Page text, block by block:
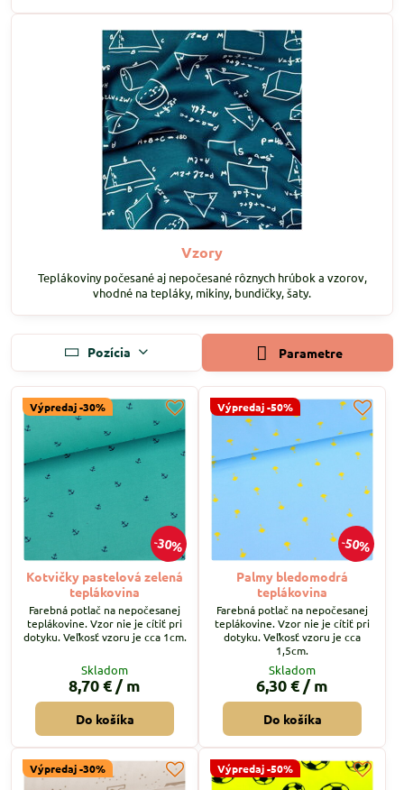
Vzory
Teplákoviny počesané aj nepočesané rôznych hrúbok a vzorov,
vhodné na tepláky, mikiny, bundičky, šaty.
Pozícia Parametre
30%
Výpredaj -30%
Kotvičky pastelová zelená
teplákovina
Farebná potlač na nepočesanej
teplákovine. Vzor nie je cítiť pri
dotyku. Veľkosť vzoru je cca 1cm.
Skladom
8,70 € / m
Do košíka
50%
Výpredaj -50%
Palmy bledomodrá
teplákovina
Farebná potlač na nepočesanej
teplákovine. Vzor nie je cítiť pri
dotyku. Veľkosť vzoru je cca
1,5cm.
Skladom
6,30 € / m
Do košíka
Výpredaj -30% Výpredaj -50%